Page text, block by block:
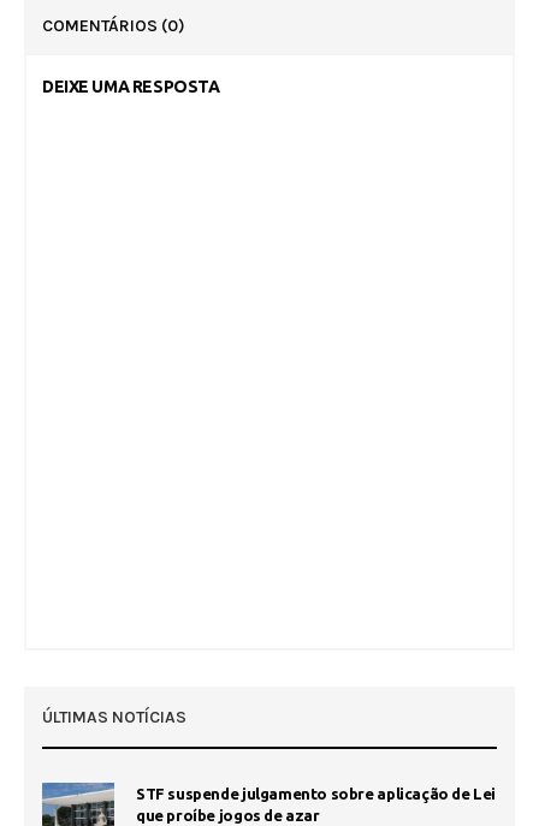
COMENTÁRIOS (0)
DEIXE UMA RESPOSTA
ÚLTIMAS NOTÍCIAS
STF suspende julgamento sobre aplicação de Lei
que proíbe jogos de azar